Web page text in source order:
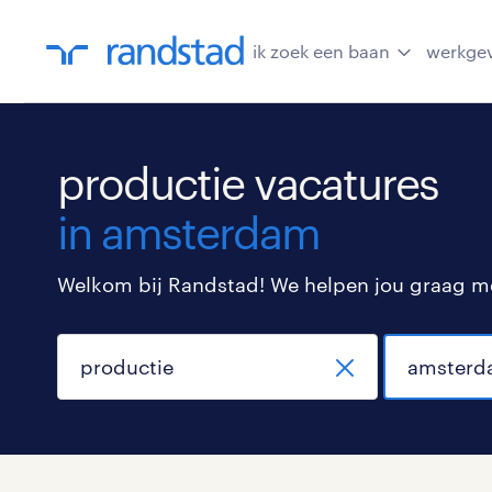
ik zoek een baan
productie vacatures
in amsterdam
Welkom bij Randstad! We helpen jou graag